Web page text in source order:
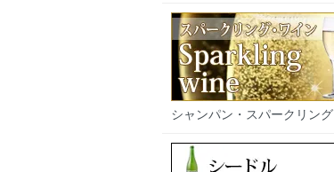
シャンパン・スパークリング